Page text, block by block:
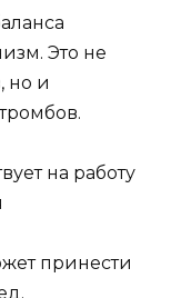
Это не
но и
на работу
принести